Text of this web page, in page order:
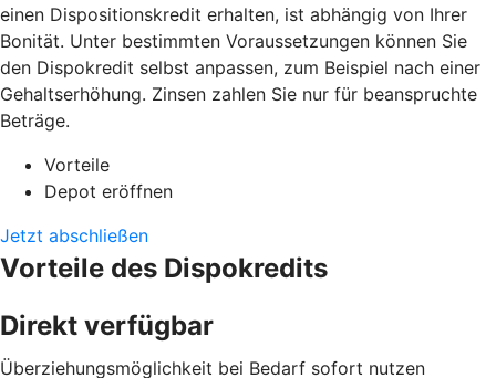
einen Dispositionskredit erhalten, ist abhängig von Ihrer
Bonität. Unter bestimmten Voraussetzungen können Sie
den Dispokredit selbst anpassen, zum Beispiel nach einer
Gehaltserhöhung. Zinsen zahlen Sie nur für beanspruchte
Beträge.
Vorteile
Depot eröffnen
Jetzt abschließen
Vorteile des Dispokredits
Direkt verfügbar
Überziehungsmöglichkeit bei Bedarf sofort nutzen